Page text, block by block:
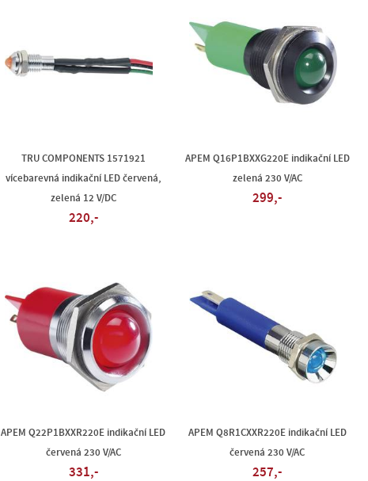
TRU COMPONENTS 1571921
vícebarevná indikační LED červená,
zelená 12 V/DC
220,-
APEM Q16P1BXXG220E indikační LED
zelená 230 V/AC
299,-
APEM Q22P1BXXR220E indikační LED
červená 230 V/AC
331,-
APEM Q8R1CXXR220E indikační LED
červená 230 V/AC
257,-